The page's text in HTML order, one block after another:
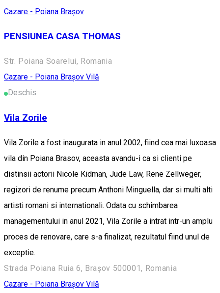
Cazare - Poiana Brașov
PENSIUNEA CASA THOMAS
Str. Poiana Soarelui, Romania
Cazare - Poiana Brașov Vilă
Deschis
Vila Zorile
Vila Zorile a fost inaugurata in anul 2002, fiind cea mai luxoasa
vila din Poiana Brasov, aceasta avandu-i ca si clienti pe
distinsii actorii Nicole Kidman, Jude Law, Rene Zellweger,
regizori de renume precum Anthoni Minguella, dar si multi alti
artisti romani si internationali. Odata cu schimbarea
managementului in anul 2021, Vila Zorile a intrat intr-un amplu
proces de renovare, care s-a finalizat, rezultatul fiind unul de
exceptie.
Strada Poiana Ruia 6, Brașov 500001, Romania
Cazare - Poiana Brașov Vilă